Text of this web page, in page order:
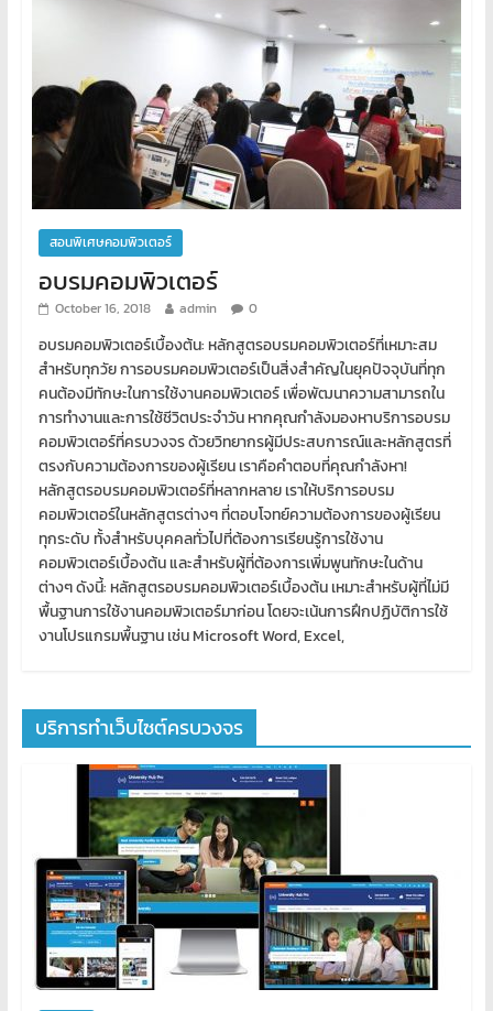
สอนพิเศษคอมพิวเตอร์
อบรมคอมพิวเตอร์
October 16, 2018 admin 0
อบรมคอมพิวเตอร์เบื้องต้น: หลักสูตรอบรมคอมพิวเตอร์ที่เหมาะสม
สำหรับทุกวัย การอบรมคอมพิวเตอร์เป็นสิ่งสำคัญในยุคปัจจุบันที่ทุก
คนต้องมีทักษะในการใช้งานคอมพิวเตอร์ เพื่อพัฒนาความสามารถใน
การทำงานและการใช้ชีวิตประจำวัน หากคุณกำลังมองหาบริการอบรม
คอมพิวเตอร์ที่ครบวงจร ด้วยวิทยากรผู้มีประสบการณ์และหลักสูตรที่
ตรงกับความต้องการของผู้เรียน เราคือคำตอบที่คุณกำลังหา!
หลักสูตรอบรมคอมพิวเตอร์ที่หลากหลาย เราให้บริการอบรม
คอมพิวเตอร์ในหลักสูตรต่างๆ ที่ตอบโจทย์ความต้องการของผู้เรียน
ทุกระดับ ทั้งสำหรับบุคคลทั่วไปที่ต้องการเรียนรู้การใช้งาน
คอมพิวเตอร์เบื้องต้น และสำหรับผู้ที่ต้องการเพิ่มพูนทักษะในด้าน
ต่างๆ ดังนี้: หลักสูตรอบรมคอมพิวเตอร์เบื้องต้น เหมาะสำหรับผู้ที่ไม่มี
พื้นฐานการใช้งานคอมพิวเตอร์มาก่อน โดยจะเน้นการฝึกปฏิบัติการใช้
งานโปรแกรมพื้นฐาน เช่น Microsoft Word, Excel,
บริการทำเว็บไซต์ครบวงจร